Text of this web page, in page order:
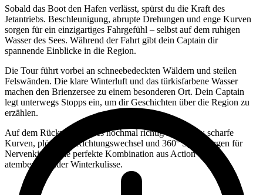
Sobald das Boot den Hafen verlässt, spürst du die Kraft des
Jetantriebs. Beschleunigung, abrupte Drehungen und enge Kurven
sorgen für ein einzigartiges Fahrgefühl – selbst auf dem ruhigen
Wasser des Sees. Während der Fahrt gibt dein Captain dir
spannende Einblicke in die Region.
Die Tour führt vorbei an schneebedeckten Wäldern und steilen
Felswänden. Die klare Winterluft und das türkisfarbene Wasser
machen den Brienzersee zu einem besonderen Ort. Dein Captain
legt unterwegs Stopps ein, um dir Geschichten über die Region zu
erzählen.
Auf dem Rückweg geht es nochmal richtig zur Sache: scharfe
Kurven, plötzliche Richtungswechsel und 360° Spins sorgen für
Nervenkitzel. Die perfekte Kombination aus Action und
atemberaubender Winterkulisse.